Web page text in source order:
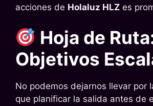
acciones de Holaluz HLZ es
Hoja de
Objetivos
No podemos dejarnos llevar por
que planificar la salida antes de